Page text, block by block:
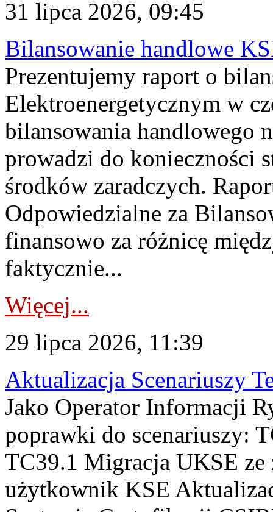
31 lipca 2026, 09:45
Bilansowanie handlowe
Prezentujemy raport o
Elektroenergetycznym w
bilansowania handlowego
prowadzi do konieczności
środków zaradczych.
Odpowiedzialne za
finansowo za różnicę
faktycznie...
Więcej...
29 lipca 2026, 11:39
Aktualizacja Scenariuszy
Jako Operator Informacji
poprawki do scenariuszy:
TC39.1 Migracja UKSE
użytkownik KSE